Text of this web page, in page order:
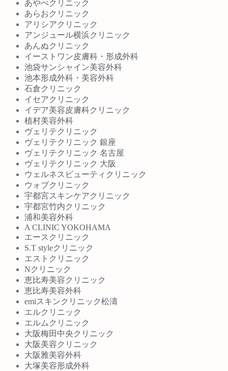
あやべクリニック
あらおクリニック
アリシアクリニック
アンジュール横浜クリニック
あんぬクリニック
イーストワン皮膚科・形成外科
池袋サンシャイン美容外科
池本形成外科・美容外科
石倉クリニック
イセアクリニック
イデア美容皮膚科クリニック
植村美容外科
ヴェリテクリニック
ヴェリテクリニック 銀座
ヴェリテクリニック 名古屋
ヴェリテクリニック 大阪
ウェルネスビューティクリニック
ウォブクリニック
宇都宮スキンケアクリニック
宇都宮竹内クリニック
浦和美容外科
A CLINIC YOKOHAMA
エースクリニック
S.T styleクリニック
エストクリニック
Nクリニック
恵比寿美容クリニック
恵比寿美容外科
emiスキンクリニック松濤
エルクリニック
エルムクリニック
大阪梅田中央クリニック
大阪美容クリニック
大阪雅美容外科
大塚美容形成外科